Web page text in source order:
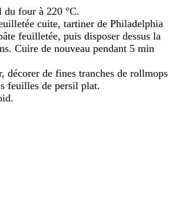
four à 220 °C.
cuite, tartiner de Philadelphia
feuilletée, puis disposer dessus la
Cuire de nouveau pendant 5 min
décorer de fines tranches de rollmops
feuilles de persil plat.